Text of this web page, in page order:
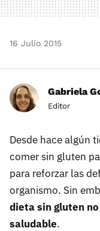
16 Julio 2015
Gabriela
Editor
Desde hace algún
comer sin gluten
para reforzar las
organismo. Sin
dieta sin gluten
saludable.